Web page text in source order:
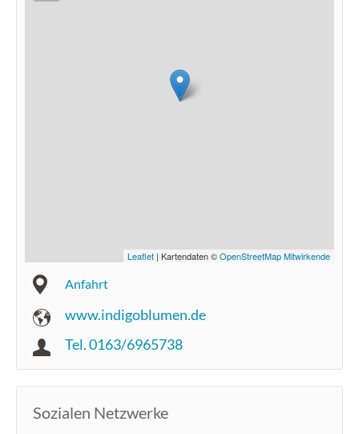
Leaflet | Kartendaten ©OpenStreetMap Mitwirkende
Anfahrt
www.indigoblumen.de
Tel. 0163/6965738
Sozialen Netzwerke